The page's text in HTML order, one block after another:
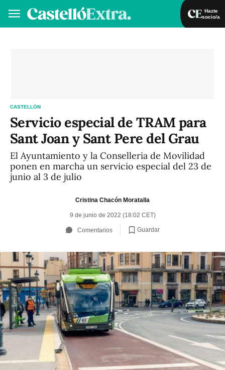
Hazte
socio/a
CASTELLÓN
Servicio especial de TRAM para
Sant Joan y Sant Pere del Grau
El Ayuntamiento y la Conselleria de Movilidad
ponen en marcha un servicio especial del 23 de
junio al 3 de julio
Cristina Chacón Moratalla
9 de junio de 2022 (18:02 CET)
Comentarios Guardar